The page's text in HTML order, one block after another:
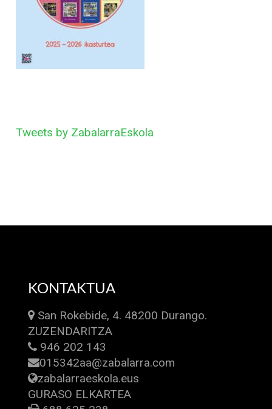
Tweets by ZabalarraEskola
KONTAKTUA
San Rokebide, 4. 48200 Durango.
ZUZENDARITZA
946 202 143
015342aa@zabalarra.com
zabalarraeskola.eus
GURASO ELKARTEA